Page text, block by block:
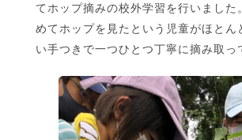
てホップ摘みの校外学習を行いました
めてホップを見たという児童がほとん
い手つきで一つひとつ丁寧に摘み取っ